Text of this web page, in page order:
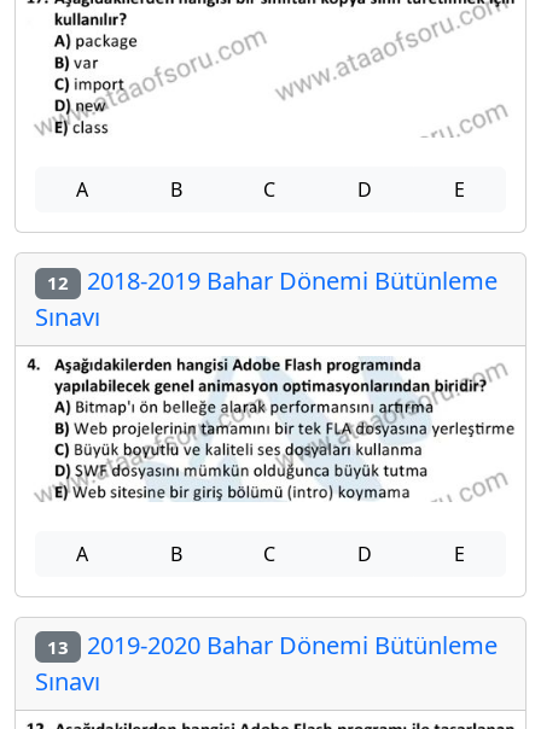
A B C D E
12 2018-2019 Bahar Dönemi Bütünleme
Sınavı
A B C D E
13 2019-2020 Bahar Dönemi Bütünleme
Sınavı